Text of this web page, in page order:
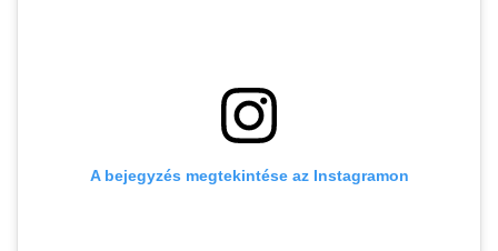
A bejegyzés megtekintése az Instagramon